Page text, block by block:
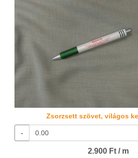
Zsorzsett szövet, világos
-
2.900 Ft / m